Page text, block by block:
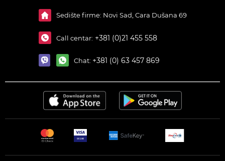
Sedište firme: Novi Sad, Cara Dušana 69
Call centar: +381 (0)21 455 558
Chat: +381 (0) 63 457 869